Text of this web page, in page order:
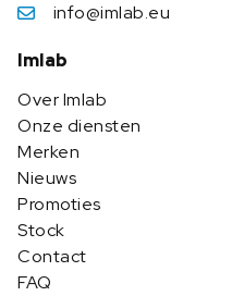
info@imlab.eu
Imlab
Over Imlab
Onze diensten
Merken
Nieuws
Promoties
Stock
Contact
FAQ